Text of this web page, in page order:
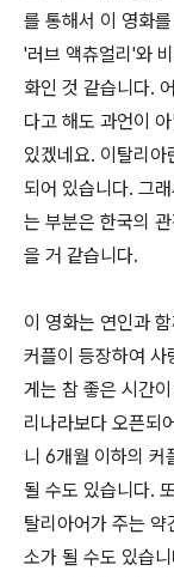
를 통해서 이 영화
'러브 액츄얼리'와
화인 것 같습니다.
다고 해도 과언이
있겠네요. 이탈리
되어 있습니다. 그
는 부분은 한국의
을 거 같습니다.
이 영화는 연인과
커플이 등장하여 사
게는 참 좋은 시간
리나라보다 오픈되
니 6개월 이하의 커
될 수도 있습니다.
탈리아어가 주는
소가 될 수도 있습